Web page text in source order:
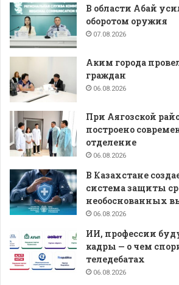
В области Абай
оборотом оружия
07.08.2026
Аким города
граждан
06.08.2026
При Аягозской
построено
отделение
06.08.2026
В Казахстане
система защиты
необоснованных
06.08.2026
ИИ, профессии
кадры — о чем
теледебатах
06.08.2026